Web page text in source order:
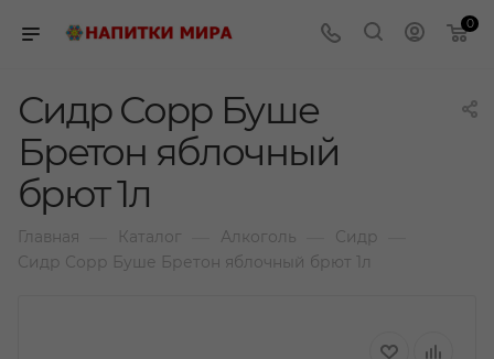
0
Сидр Сорр Буше
Бретон яблочный
брют 1л
Главная Каталог Алкоголь Сидр
Сидр Сорр Буше Бретон яблочный брют 1л